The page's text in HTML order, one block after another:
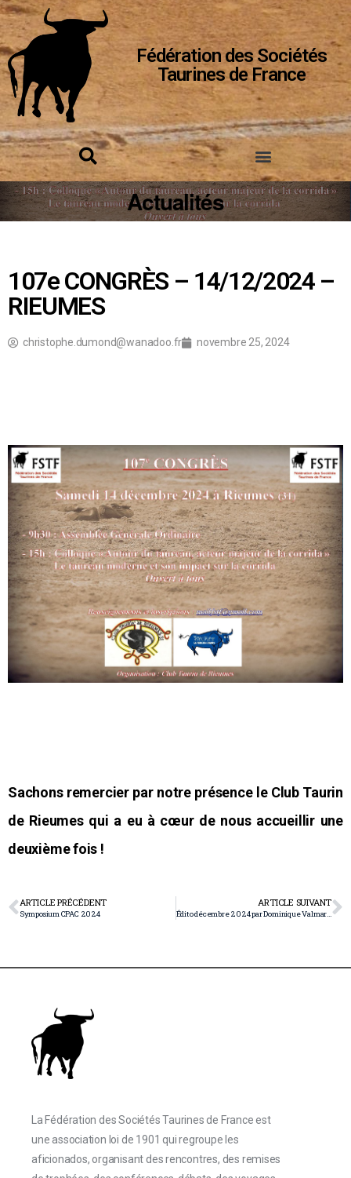
Fédération des Sociétés
Taurines de France
Actualités
107e CONGRÈS – 14/12/2024 –
RIEUMES
christophe.dumond@wanadoo.fr novembre 25, 2024
Sachons remercier par notre présence le Club Taurin
de Rieumes qui a eu à cœur de nous accueillir une
deuxième fois !
ARTICLE PRÉCÉDENT
Symposium CPAC 2024
ARTICLE SUIVANT
Édito décembre 2024 par Dominique Valmary ! Suerte a todos !
La Fédération des Sociétés Taurines de France est
une association loi de 1901 qui regroupe les
aficionados, organisant des rencontres, des remises